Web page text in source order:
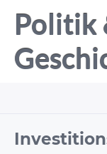
Politik